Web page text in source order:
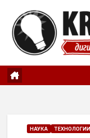
content
НАУКА ТЕХНОЛОГИИ